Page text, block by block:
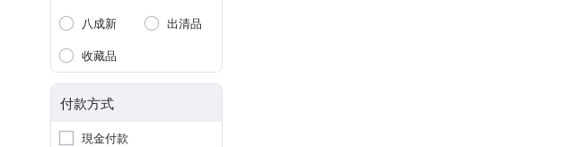
八成新
出清品
收藏品
付款方式
現金付款